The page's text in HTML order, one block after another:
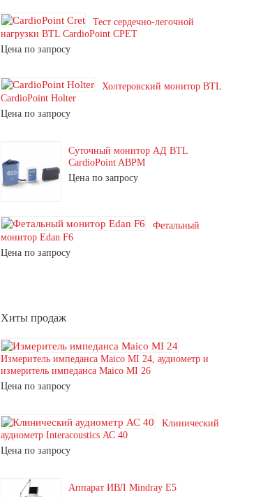
Тест сердечно-легочной
нагрузки BTL CardioPoint CPET
Цена по запросу
Холтеровский монитор BTL
CardioPoint Holter
Цена по запросу
Суточный монитор АД BTL
CardioPoint ABPM
Цена по запросу
Фетальный
монитор Edan F6
Цена по запросу
Хиты продаж
Измеритель импеданса Maico MI 24, аудиометр и
измеритель импеданса Maico MI 26
Цена по запросу
Клинический
аудиометр Interacoustics АС 40
Цена по запросу
Аппарат ИВЛ Mindray E5